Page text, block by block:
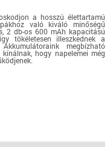
Autó
Ingatlan
itt ››
a hosszú élettartamú
való kiváló minőségű
2 db-os 600 mAh kapacitású
tökéletesen illeszkednek a
megbízható
hogy napelemei még